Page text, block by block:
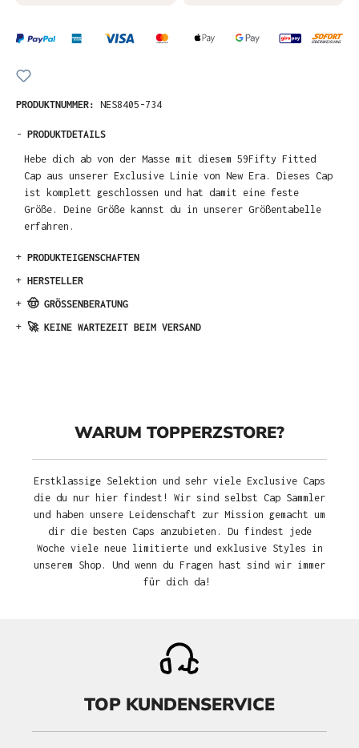
PRODUKTNUMMER: NES8405-734
- PRODUKTDETAILS
Hebe dich ab von der Masse mit diesem 59Fifty Fitted
Cap aus unserer Exclusive Linie von New Era. Dieses Cap
ist komplett geschlossen und hat damit eine feste
Größe. Deine Größe kannst du in unserer Größentabelle
erfahren.
+ PRODUKTEIGENSCHAFTEN
+ HERSTELLER
+ 🤠 GRÖSSENBERATUNG
+ 🚀 KEINE WARTEZEIT BEIM VERSAND
WARUM TOPPERZSTORE?
Erstklassige Selektion und sehr viele Exclusive Caps
die du nur hier findest! Wir sind selbst Cap Sammler
und haben unsere Leidenschaft zur Mission gemacht um
dir die besten Caps anzubieten. Du findest jede
Woche viele neue limitierte und exklusive Styles in
unserem Shop. Und wenn du Fragen hast sind wir immer
für dich da!
TOP KUNDENSERVICE